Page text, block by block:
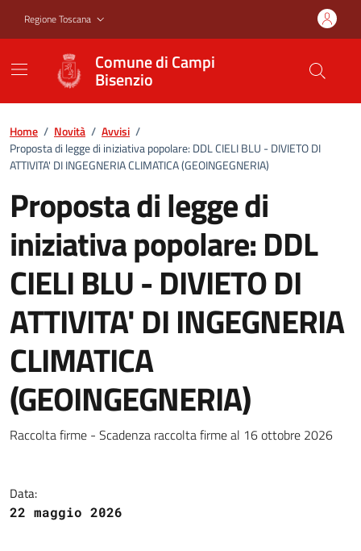
Regione Toscana
Comune di Campi
Bisenzio
Home / Novità / Avvisi /
Proposta di legge di iniziativa popolare: DDL CIELI BLU - DIVIETO DI
ATTIVITA' DI INGEGNERIA CLIMATICA (GEOINGEGNERIA)
Proposta di legge di
iniziativa popolare: DDL
CIELI BLU - DIVIETO DI
ATTIVITA' DI INGEGNERIA
CLIMATICA
(GEOINGEGNERIA)
Proposta di legge di iniziativa
Raccolta firme - Scadenza raccolta firme al 16 ottobre 2026
Data:
22 maggio 2026